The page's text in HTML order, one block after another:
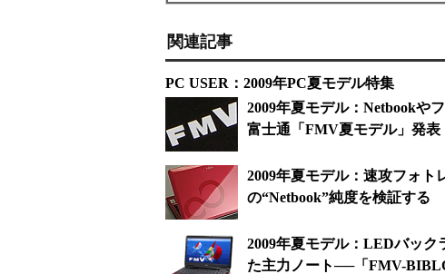
関連記事
PC USER：2009年PC夏モデル特集
2009年夏モデル：Netbook
富士通「FMV夏モデル」発表
2009年夏モデル：速攻フォ
の“Netbook”純度を検証する
2009年夏モデル：LEDバック
た主力ノート──「FMV-